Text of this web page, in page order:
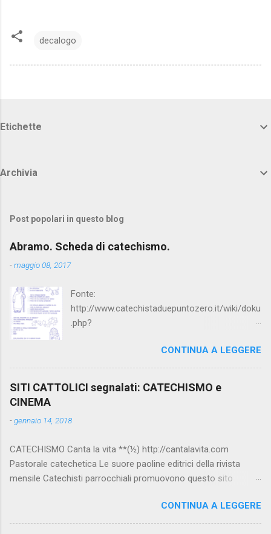
decalogo
Etichette
Archivia
Post popolari in questo blog
Abramo. Scheda di catechismo.
-maggio 08, 2017
Fonte:
http://www.catechistaduepuntozero.it/wiki/doku
.php?
CONTINUA A LEGGERE
SITI CATTOLICI segnalati: CATECHISMO e
CINEMA
-gennaio 14, 2018
CATECHISMO Canta la vita **(½) http://cantalavita.com
Pastorale catechetica Le suore paoline editrici della rivista
mensile Catechisti parrocchiali promuovono questo sito
www.facebook.com/PaolineGiovanieVangelo/ Carimo **
CONTINUA A LEGGERE